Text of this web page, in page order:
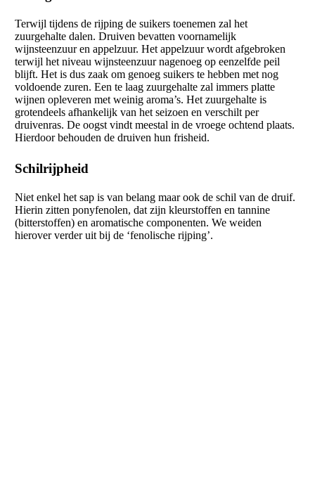
Terwijl tijdens de rijping de suikers toenemen zal het
zuurgehalte dalen. Druiven bevatten voornamelijk
wijnsteenzuur en appelzuur. Het appelzuur wordt afgebroken
terwijl het niveau wijnsteenzuur nagenoeg op eenzelfde peil
blijft. Het is dus zaak om genoeg suikers te hebben met nog
voldoende zuren. Een te laag zuurgehalte zal immers platte
wijnen opleveren met weinig aroma’s. Het zuurgehalte is
grotendeels afhankelijk van het seizoen en verschilt per
druivenras. De oogst vindt meestal in de vroege ochtend plaats.
Hierdoor behouden de druiven hun frisheid.
Schilrijpheid
Niet enkel het sap is van belang maar ook de schil van de druif.
Hierin zitten ponyfenolen, dat zijn kleurstoffen en tannine
(bitterstoffen) en aromatische componenten. We weiden
hierover verder uit bij de ‘fenolische rijping’.